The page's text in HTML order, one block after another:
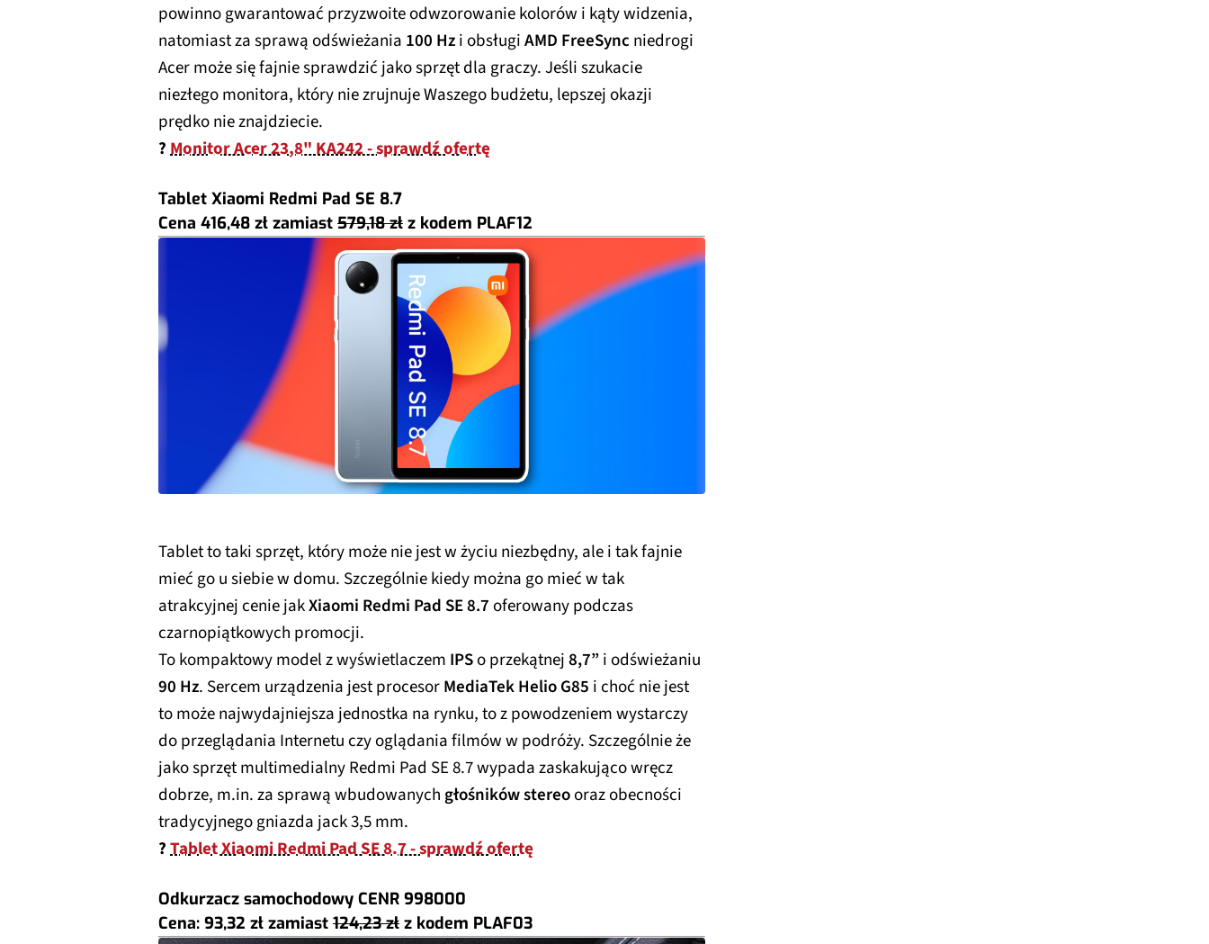
powinno gwarantować przyzwoite odwzorowanie kolorów i kąty widzenia,
natomiast za sprawą odświeżania 100 Hzi obsługiAMD FreeSync niedrogi
Acer może się fajnie sprawdzić jako sprzęt dla graczy. Jeśli szukacie
niezłego monitora, który nie zrujnuje Waszego budżetu, lepszej okazji
prędko nie znajdziecie.
?Monitor Acer 23,8" KA242 - sprawdź ofertę
Tablet Xiaomi Redmi Pad SE 8.7
Cena 416,48 zł zamiast 579,18 zł z kodem PLAF12
Tablet to taki sprzęt, który może nie jest w życiu niezbędny, ale i tak fajnie
mieć go u siebie w domu. Szczególnie kiedy można go mieć w tak
atrakcyjnej cenie jakXiaomi Redmi Pad SE 8.7oferowany podczas
czarnopiątkowych promocji.
To kompaktowy model z wyświetlaczem IPSo przekątnej8,7” i odświeżaniu
90 Hz. Sercem urządzenia jest procesorMediaTek Helio G85 i choć nie jest
to może najwydajniejsza jednostka na rynku, to z powodzeniem wystarczy
do przeglądania Internetu czy oglądania filmów w podróży. Szczególnie że
jako sprzęt multimedialny Redmi Pad SE 8.7 wypada zaskakująco wręcz
dobrze, m.in. za sprawą wbudowanychgłośników stereooraz obecności
tradycyjnego gniazda jack 3,5 mm.
?Tablet Xiaomi Redmi Pad SE 8.7 - sprawdź ofertę
Odkurzacz samochodowy CENR 998000
Cena: 93,32 zł zamiast 124,23 zł z kodem PLAF03